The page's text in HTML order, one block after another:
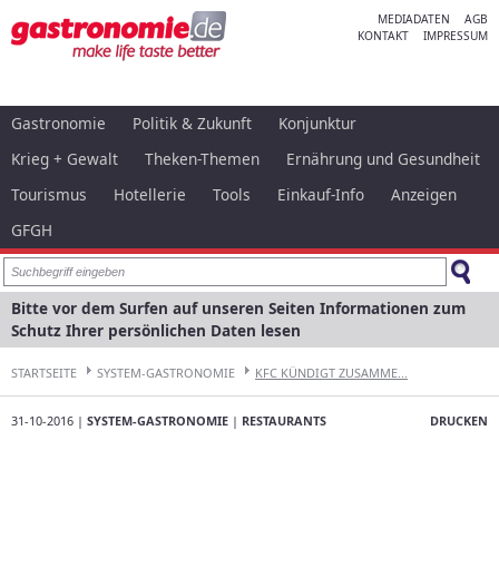
MEDIADATEN
AGB
KONTAKT
IMPRESSUM
Gastronomie Politik & Zukunft
Konjunktur
Krieg + Gewalt
Theken-Themen
Ernährung und Gesundheit
Tourismus
Hotellerie Tools Einkauf-Info
Anzeigen
GFGH
Bitte vor dem Surfen auf unseren Seiten Informationen zum
Schutz Ihrer persönlichen Daten lesen
STARTSEITE SYSTEM-GASTRONOMIE KFC KÜNDIGT ZUSAMME...
DRUCKEN
31-10-2016 | SYSTEM-GASTRONOMIE | RESTAURANTS